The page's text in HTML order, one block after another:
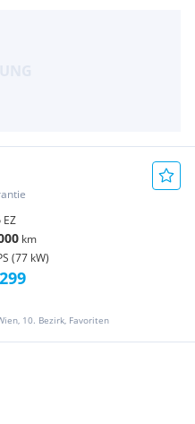
EZ
km
(77 kW)
10. Bezirk, Favoriten